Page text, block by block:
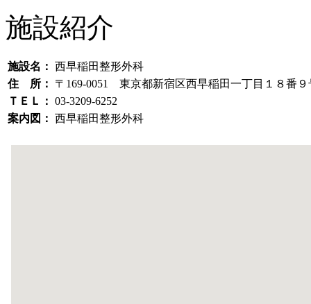
施設紹介
施設名： 西早稲田整形外科
住 所：
〒169-0051 東京都新宿区西早稲田一丁目１８
ＴＥＬ： 03-3209-6252
案内図： 西早稲田整形外科